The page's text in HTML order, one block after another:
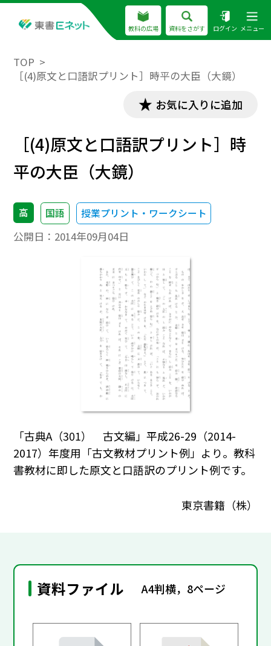
教科の広場 資料をさがす ログイン メニュー
TOP
［(4)原文と口語訳プリント］時平の大臣（大鏡）
お気に入りに追加
［(4)原文と口語訳プリント］時
平の大臣（大鏡）
高 国語 授業プリント・ワークシート
公開日： 2014年09月04日
「古典A（301） 古文編」平成26-29（2014-
2017）年度用「古文教材プリント例」より。教科
書教材に即した原文と口語訳のプリント例です。
東京書籍（株）
資料ファイル A4判横，8ページ